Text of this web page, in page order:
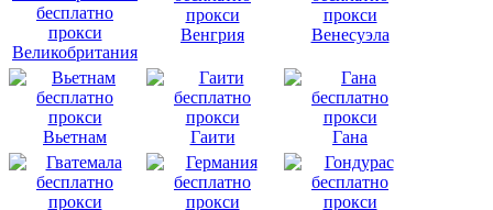
Великобритания
Венгрия Венесуэла
Вьетнам Гаити Гана